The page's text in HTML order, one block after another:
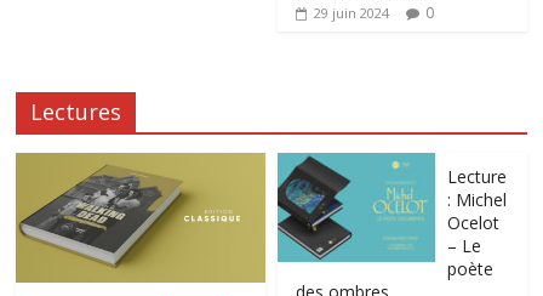
29 juin 2024 0
Lectures
Lecture
: Michel
Ocelot
– Le
poète
des ombres